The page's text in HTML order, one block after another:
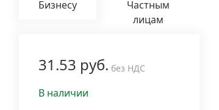
Бизнесу
Частным
лицам
31.53 руб. без НДС
В наличии